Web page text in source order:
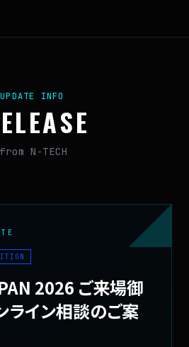
INFO
N-TECH
2026 ご来場御
ライン相談のご案